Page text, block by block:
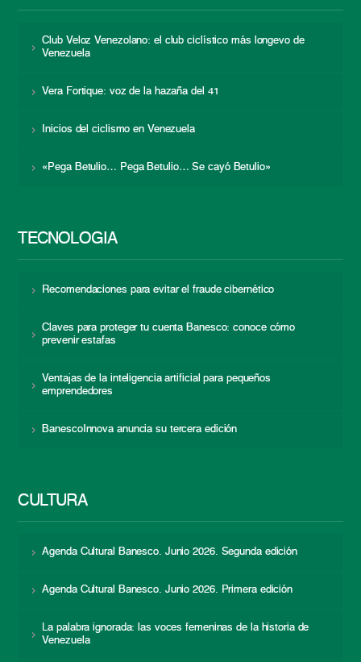
Club Veloz Venezolano: el club ciclístico más longevo de
Venezuela
Vera Fortique: voz de la hazaña del 41
Inicios del ciclismo en Venezuela
«Pega Betulio… Pega Betulio… Se cayó Betulio»
TECNOLOGÍA
Recomendaciones para evitar el fraude cibernético
Claves para proteger tu cuenta Banesco: conoce cómo
prevenir estafas
Ventajas de la inteligencia artificial para pequeños
emprendedores
BanescoInnova anuncia su tercera edición
CULTURA
Agenda Cultural Banesco. Junio 2026. Segunda edición
Agenda Cultural Banesco. Junio 2026. Primera edición
La palabra ignorada: las voces femeninas de la historia de
Venezuela